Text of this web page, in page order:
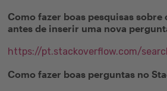
Como fazer boas pesquisas sobre
antes de inserir uma nova
https://pt.stackoverflow.com/
Como fazer boas perguntas no